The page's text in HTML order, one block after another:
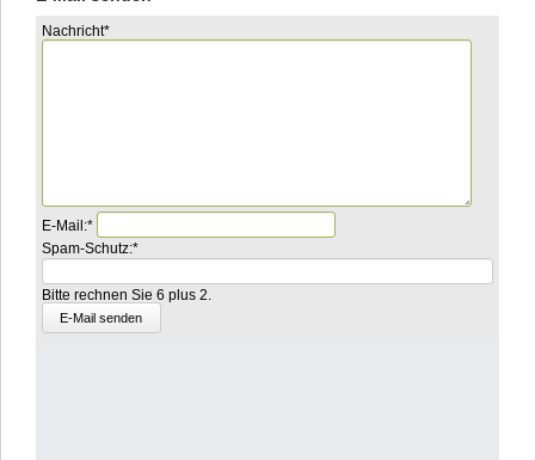
Pflichtfeld
Nachricht*
Pflichtfeld
E-Mail:*
Pflichtfeld
Spam-Schutz:*Bitte
addieren
Sie
3
und
7.
Bitte rechnen Sie 6 plus 2.